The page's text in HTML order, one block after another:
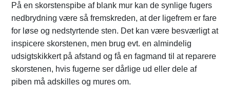
På en skorstenspibe af blank mur kan de synlige fugers
nedbrydning være så fremskreden, at der ligefrem er fare
for løse og nedstyrtende sten. Det kan være besværligt at
inspicere skorstenen, men brug evt. en almindelig
udsigtskikkert på afstand og få en fagmand til at reparere
skorstenen, hvis fugerne ser dårlige ud eller dele af
piben må adskilles og mures om.